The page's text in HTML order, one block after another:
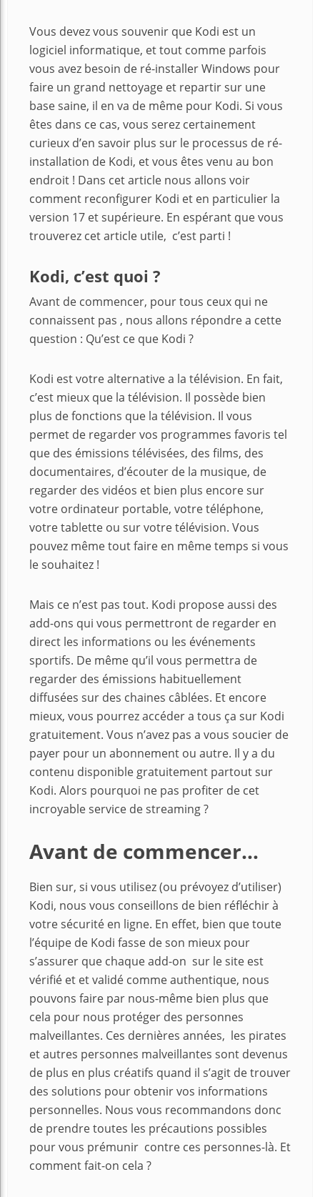
Vous devez vous souvenir que Kodi est un
logiciel informatique, et tout comme parfois
vous avez besoin de ré-installer Windows pour
faire un grand nettoyage et repartir sur une
base saine, il en va de même pour Kodi. Si vous
êtes dans ce cas, vous serez certainement
curieux d’en savoir plus sur le processus de ré-
installation de Kodi, et vous êtes venu au bon
endroit ! Dans cet article nous allons voir
comment reconfigurer Kodi et en particulier la
version 17 et supérieure. En espérant que vous
trouverez cet article utile, c’est parti !
Kodi, c’est quoi ?
Avant de commencer, pour tous ceux qui ne
connaissent pas , nous allons répondre a cette
question : Qu’est ce que Kodi ?
Kodi est votre alternative a la télévision. En fait,
c’est mieux que la télévision. Il possède bien
plus de fonctions que la télévision. Il vous
permet de regarder vos programmes favoris tel
que des émissions télévisées, des films, des
documentaires, d’écouter de la musique, de
regarder des vidéos et bien plus encore sur
votre ordinateur portable, votre téléphone,
votre tablette ou sur votre télévision. Vous
pouvez même tout faire en même temps si vous
le souhaitez !
Mais ce n’est pas tout. Kodi propose aussi des
add-ons qui vous permettront de regarder en
direct les informations ou les événements
sportifs. De même qu’il vous permettra de
regarder des émissions habituellement
diffusées sur des chaines câblées. Et encore
mieux, vous pourrez accéder a tous ça sur Kodi
gratuitement. Vous n’avez pas a vous soucier de
payer pour un abonnement ou autre. Il y a du
contenu disponible gratuitement partout sur
Kodi. Alors pourquoi ne pas profiter de cet
incroyable service de streaming ?
Avant de commencer…
Bien sur, si vous utilisez (ou prévoyez d’utiliser)
Kodi, nous vous conseillons de bien réfléchir à
votre sécurité en ligne. En effet, bien que toute
l’équipe de Kodi fasse de son mieux pour
s’assurer que chaque add-on sur le site est
vérifié et et validé comme authentique, nous
pouvons faire par nous-même bien plus que
cela pour nous protéger des personnes
malveillantes. Ces dernières années, les pirates
et autres personnes malveillantes sont devenus
de plus en plus créatifs quand il s’agit de trouver
des solutions pour obtenir vos informations
personnelles. Nous vous recommandons donc
de prendre toutes les précautions possibles
pour vous prémunir contre ces personnes-là. Et
comment fait-on cela ?